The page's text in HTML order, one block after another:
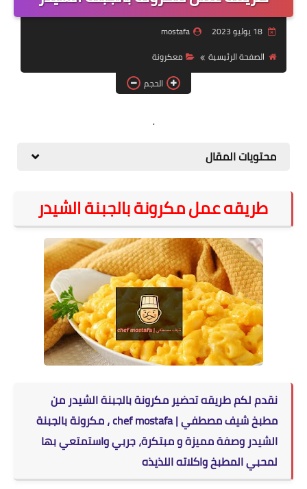
لحوم
حلويات
مكرونه
18 يوليو 2023
mostafa
الصفحة الرئيسية
معكرونة
الحجم
.
محتويات المقال
طريقه عمل مكرونة بالجبنة الشيدر
نقدم لكم طريقه تحضير مكرونة بالجبنة الشيدر من
مطبخ شيف مصطفي |chef mostafa،مكرونة بالجبنة
الشيدر وصفة مميزة و مبتكرة، جربي واستمتعي بها
لمحبي المطبخ واكلاته اللذيذه